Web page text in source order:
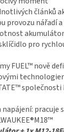
článků
provozu nářadí
pro
FUEL™ nově
společnosti
pracuje